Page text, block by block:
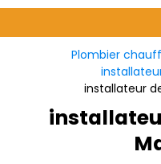
Plombier
installateur